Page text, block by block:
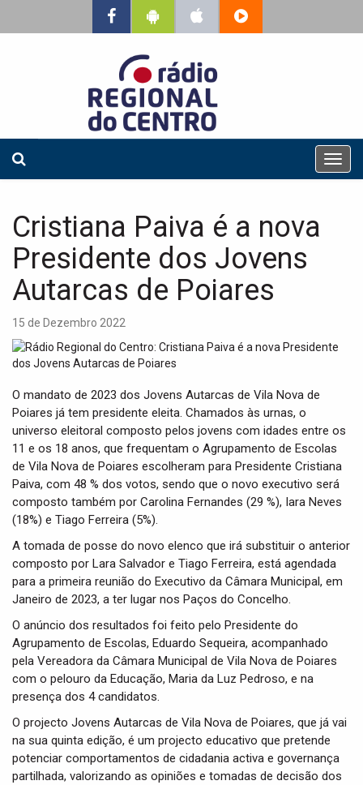
T
o
a
Cristiana Paiva é a nova
Presidente dos Jovens
Autarcas de Poiares
15 de Dezembro 2022
O mandato de 2023 dos Jovens Autarcas de Vila Nova de
Poiares já tem presidente eleita. Chamados às urnas, o
universo eleitoral composto pelos jovens com idades entre os
11 e os 18 anos, que frequentam o Agrupamento de Escolas
de Vila Nova de Poiares escolheram para Presidente Cristiana
Paiva, com 48 % dos votos, sendo que o novo executivo será
composto também por Carolina Fernandes (29 %), Iara Neves
(18%) e Tiago Ferreira (5%).
A tomada de posse do novo elenco que irá substituir o anterior
composto por Lara Salvador e Tiago Ferreira, está agendada
para a primeira reunião do Executivo da Câmara Municipal, em
Janeiro de 2023, a ter lugar nos Paços do Concelho.
O anúncio dos resultados foi feito pelo Presidente do
Agrupamento de Escolas, Eduardo Sequeira, acompanhado
pela Vereadora da Câmara Municipal de Vila Nova de Poiares
com o pelouro da Educação, Maria da Luz Pedroso, e na
presença dos 4 candidatos.
O projecto Jovens Autarcas de Vila Nova de Poiares, que já vai
na sua quinta edição, é um projecto educativo que pretende
potenciar comportamentos de cidadania activa e governança
partilhada, valorizando as opiniões e tomadas de decisão dos